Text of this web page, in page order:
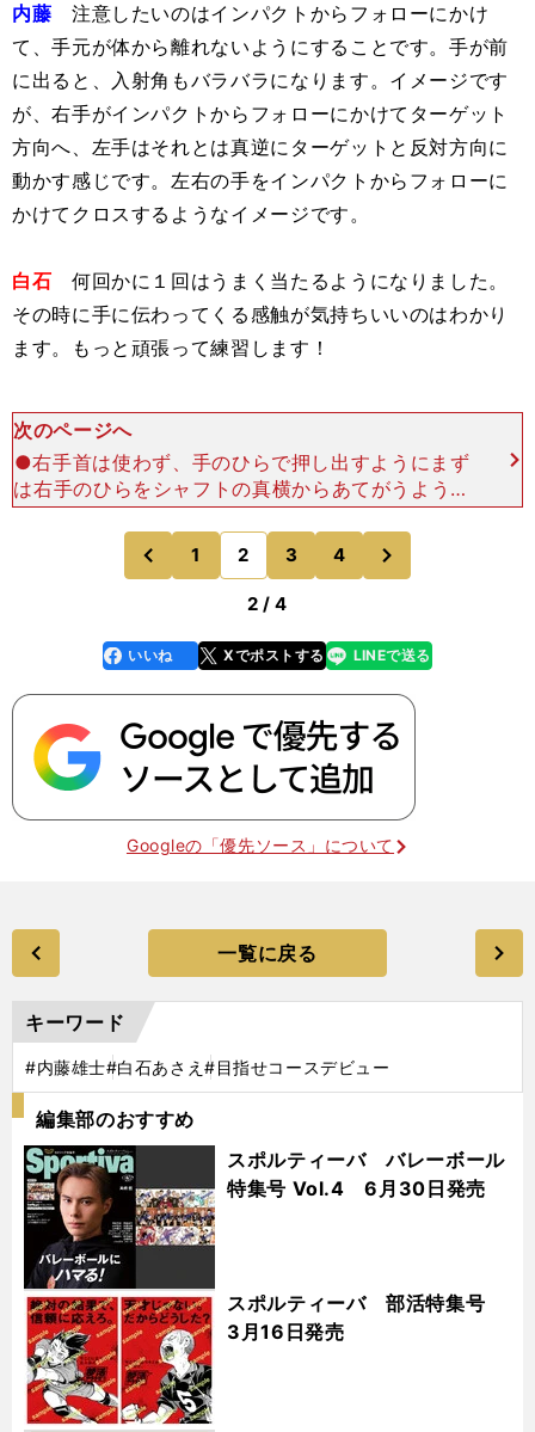
内藤 注意したいのはインパクトからフォローにかけ
て、手元が体から離れないようにすることです。手が前
に出ると、入射角もバラバラになります。イメージです
が、右手がインパクトからフォローにかけてターゲット
方向へ、左手はそれとは真逆にターゲットと反対方向に
動かす感じです。左右の手をインパクトからフォローに
かけてクロスするようなイメージです。
白石 何回かに１回はうまく当たるようになりました。
その時に手に伝わってくる感触が気持ちいいのはわかり
ます。もっと頑張って練習します！
次のページへ
●右手首は使わず、手のひらで押し出すようにまず
は右手のひらをシャフトの真横からあてがうように
セットする。 手元に注目！ グリップを握ら
ず、そのまま右手のひらでシャフトを押すようにス
イングする
前
のページへ
1 2 3 4
のページへ
2 / 4
faceboo
k
いいね Xでポストする
line LINEで送る
Googleの「優先ソース」について
一覧に戻る
キーワード
#内藤雄士#白石あさえ#目指せコースデビュー
編集部のおすすめ
スポルティーバ バレーボール
特集号 Vol.4 6月30日発売
スポルティーバ 部活特集号
3月16日発売